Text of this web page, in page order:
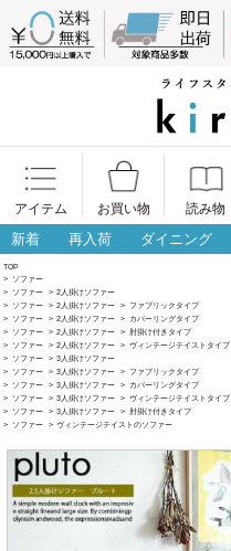
アイテム お買い物 読み物
新着 再入荷 ダイニング
TOP
> ソファー
> ソファー > 2人掛けソファー
> ソファー > 2人掛けソファー > ファブリックタイプ
> ソファー > 2人掛けソファー > カバーリングタイプ
> ソファー > 2人掛けソファー > 肘掛け付きタイプ
> ソファー > 2人掛けソファー > ヴィンテージテイストタイプ
> ソファー > 3人掛けソファー
> ソファー > 3人掛けソファー > ファブリックタイプ
> ソファー > 3人掛けソファー > カバーリングタイプ
> ソファー > 3人掛けソファー > ヴィンテージテイストタイプ
> ソファー > 3人掛けソファー > 肘掛け付きタイプ
> ソファー > ヴィンテージテイストのソファー